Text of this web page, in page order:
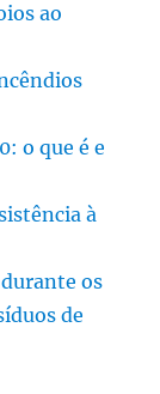
ao
o que é e
à
os
de